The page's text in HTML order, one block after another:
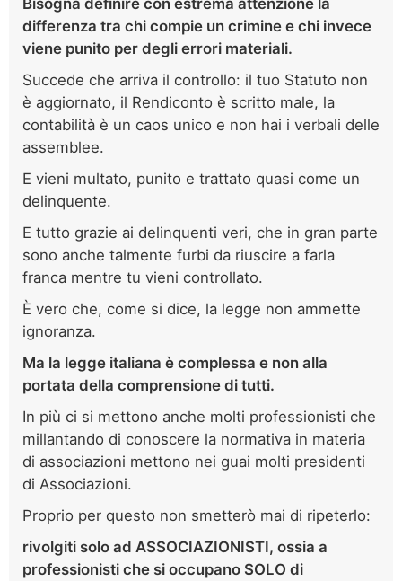
differenza tra chi compie un crimine e chi invece
viene punito per degli errori materiali.
Succede che arriva il controllo: il tuo Statuto non
è aggiornato, il Rendiconto è scritto male, la
contabilità è un caos unico e non hai i verbali delle
assemblee.
E vieni multato, punito e trattato quasi come un
delinquente.
E tutto grazie ai delinquenti veri, che in gran parte
sono anche talmente furbi da riuscire a farla
franca mentre tu vieni controllato.
È vero che, come si dice, la legge non ammette
ignoranza.
Ma la legge italiana è complessa e non alla
portata della comprensione di tutti.
In più ci si mettono anche molti professionisti che
millantando di conoscere la normativa in materia
di associazioni mettono nei guai molti presidenti
di Associazioni.
Proprio per questo non smetterò mai di ripeterlo:
rivolgiti solo ad ASSOCIAZIONISTI, ossia a
professionisti che si occupano SOLO di